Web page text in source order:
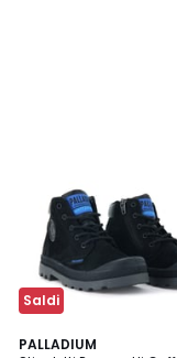
Saldi
PALLADIUM
4
2